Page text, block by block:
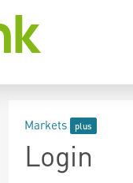
Markets
Login